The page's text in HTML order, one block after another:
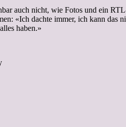
auch nicht, wie Fotos und ein
«Ich dachte immer, ich kann das
haben.»